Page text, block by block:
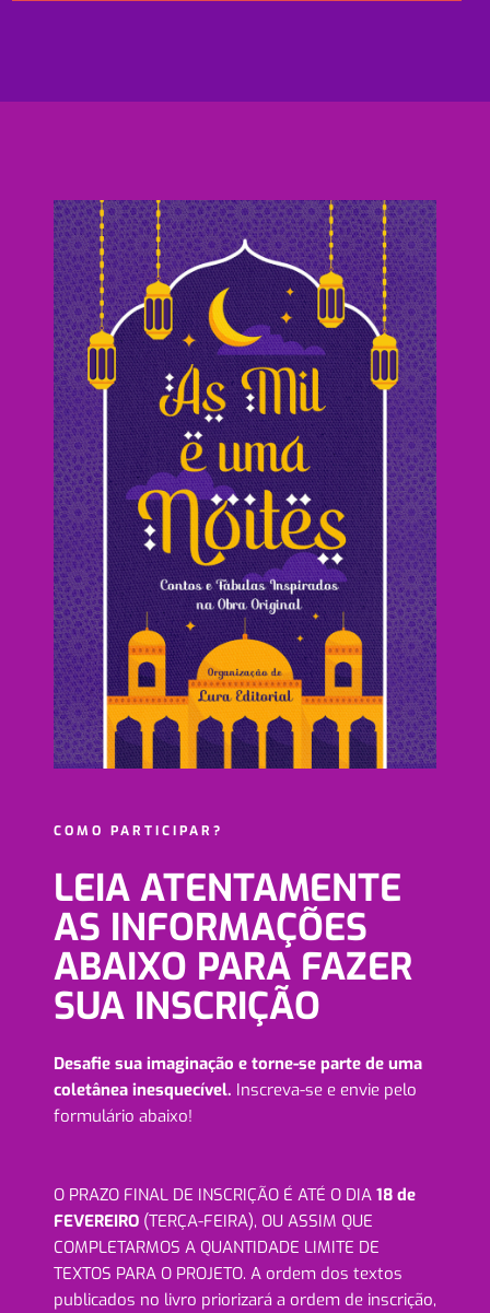
COMO PARTICIPAR?
LEIA ATENTAMENTE
AS INFORMAÇÕES
ABAIXO PARA FAZER
SUA INSCRIÇÃO
Desafie sua imaginação e torne-se parte de uma
coletânea inesquecível. Inscreva-se e envie pelo
formulário abaixo!
O PRAZO FINAL DE INSCRIÇÃO É ATÉ O DIA 18 de
FEVEREIRO (TERÇA-FEIRA), OU ASSIM QUE
COMPLETARMOS A QUANTIDADE LIMITE DE
TEXTOS PARA O PROJETO. A ordem dos textos
publicados no livro priorizará a ordem de inscrição,